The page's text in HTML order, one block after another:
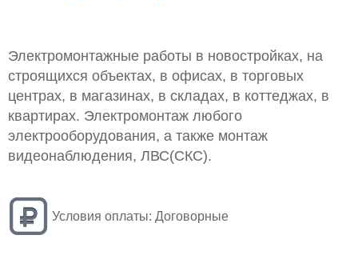
Электромонтажные работы в новостройках, на
строящихся объектах, в офисах, в торговых
центрах, в магазинах, в складах, в коттеджах, в
квартирах. Электромонтаж любого
электрооборудования, а также монтаж
видеонаблюдения, ЛВС(СКС).
Условия оплаты: Договорные